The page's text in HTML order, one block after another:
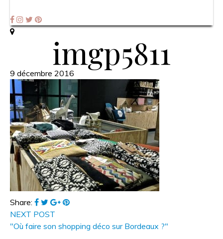
imgp5811
9 décembre 2016
Share:
NEXT POST
"Où faire son shopping déco sur Bordeaux ?"